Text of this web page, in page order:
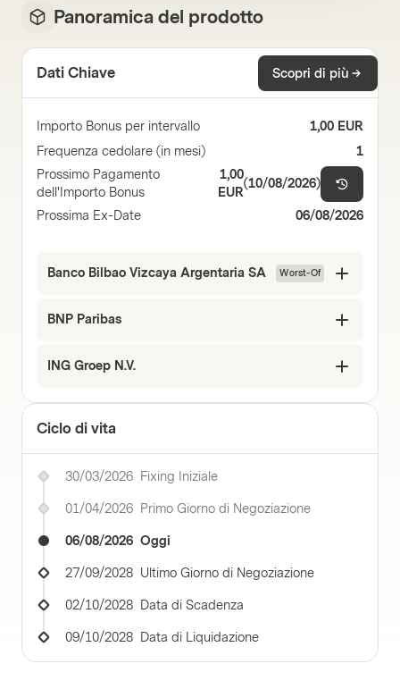
Panoramica del prodotto
Dati Chiave Scopri di più
Importo Bonus per intervallo
1,00 EUR
Frequenza cedolare (in mesi)
1
Prossimo Pagamento
dell'Importo Bonus
1,00
EUR
(10/08/2026)
Prossima Ex-Date 06/08/2026
Banco Bilbao Vizcaya Argentaria SA Worst-Of
BNP Paribas
ING Groep N.V.
Ciclo di vita
30/03/2026 Fixing Iniziale
01/04/2026 Primo Giorno di Negoziazione
06/08/2026 Oggi
27/09/2028 Ultimo Giorno di Negoziazione
02/10/2028 Data di Scadenza
09/10/2028 Data di Liquidazione